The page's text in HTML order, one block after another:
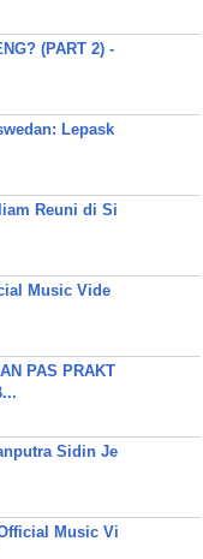
(PART 2) -
Lepask
Reuni di Si
Music Vide
PAS PRAKT
Sidin Je
Music Vi